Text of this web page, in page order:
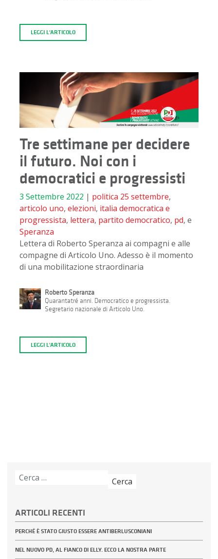
LEGGI L'ARTICOLO
Tre settimane per decidere
il futuro. Noi con i
democratici e progressisti
3 Settembre 2022 | politica 25 settembre,
articolo uno, elezioni, italia democratica e
progressista, lettera, partito democratico, pd, e
Speranza
Lettera di Roberto Speranza ai compagni e alle
compagne di Articolo Uno. Adesso è il momento
di una mobilitazione straordinaria
Roberto Speranza
Quarantatré anni. Democratico e progressista.
Segretario nazionale di Articolo Uno.
LEGGI L'ARTICOLO
Ricerca
ARTICOLI RECENTI
PERCHÉ È STATO GIUSTO ESSERE ANTIBERLUSCONIANI
NEL NUOVO PD, AL FIANCO DI ELLY. ECCO LA NOSTRA PARTE